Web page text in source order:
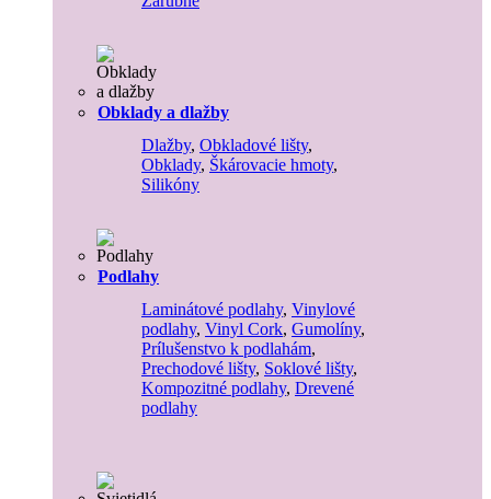
Obklady a dlažby
Dlažby, Obkladové lišty,
Obklady, Škárovacie hmoty,
Silikóny
Podlahy
Laminátové podlahy, Vinylové
podlahy, Vinyl Cork, Gumolíny,
Prílušenstvo k podlahám,
Prechodové lišty, Soklové lišty,
Kompozitné podlahy, Drevené
podlahy